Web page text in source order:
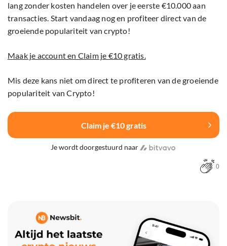
lang zonder kosten handelen over je eerste €10.000 aan
transacties. Start vandaag nog en profiteer direct van de
groeiende populariteit van crypto!
Maak je account en Claim je €10 gratis.
Mis deze kans niet om direct te profiteren van de groeiende
populariteit van Crypto!
Claim je €10 gratis
Je wordt doorgestuurd naar
0